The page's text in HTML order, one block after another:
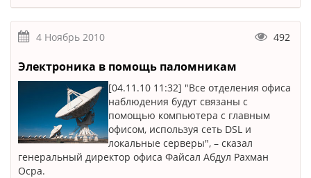
4 Ноябрь 2010 492
Электроника в помощь паломникам
[04.11.10 11:32] "Все отделения офиса
наблюдения будут связаны с
помощью компьютера с главным
офисом, используя сеть DSL и
локальные серверы", – сказал
генеральный директор офиса Файсал Абдул Рахман
Осра.